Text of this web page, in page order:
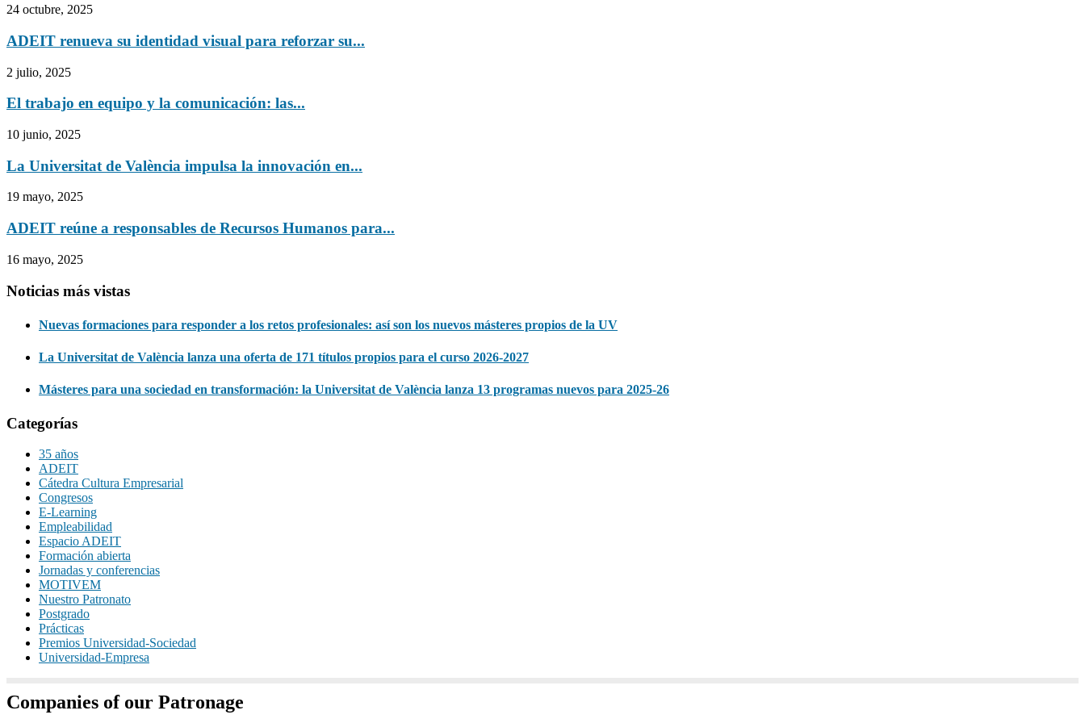
24 octubre, 2025
ADEIT renueva su identidad visual para reforzar su...
2 julio, 2025
El trabajo en equipo y la comunicación: las...
10 junio, 2025
La Universitat de València impulsa la innovación en...
19 mayo, 2025
ADEIT reúne a responsables de Recursos Humanos para...
16 mayo, 2025
Noticias más vistas
Nuevas formaciones para responder a los retos profesionales: así son los nuevos másteres propios de la UV
La Universitat de València lanza una oferta de 171 títulos propios para el curso 2026-2027
Másteres para una sociedad en transformación: la Universitat de València lanza 13 programas nuevos para 2025-26
Categorías
35 años
ADEIT
Cátedra Cultura Empresarial
Congresos
E-Learning
Empleabilidad
Espacio ADEIT
Formación abierta
Jornadas y conferencias
MOTIVEM
Nuestro Patronato
Postgrado
Prácticas
Premios Universidad-Sociedad
Universidad-Empresa
Companies of our Patronage